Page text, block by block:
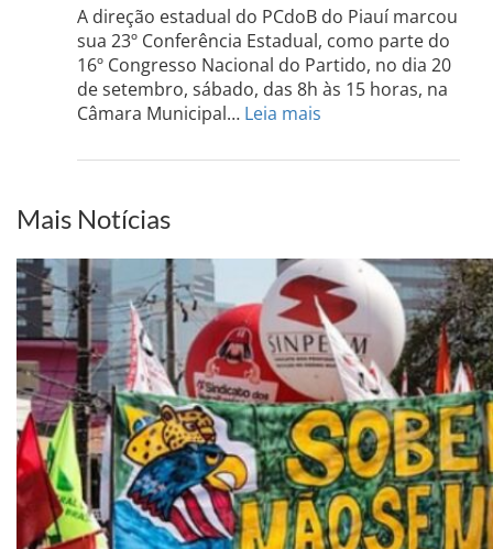
do
Sul
dia
A direção estadual do PCdoB do Piauí marcou
sua 23º Conferência Estadual, como parte do
16º Congresso Nacional do Partido, no dia 20
de setembro, sábado, das 8h às 15 horas, na
Câmara Municipal… Leia mais
PI
Estadual
dia
20
de
setembro
Mais Notícias